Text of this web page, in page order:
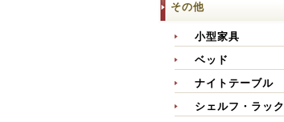
その他
小型家具
ベッド
ナイトテーブル
シェルフ・ラック